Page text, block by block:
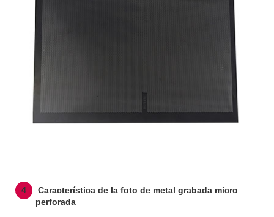
4
Característica de la foto de metal grabada micro
perforada